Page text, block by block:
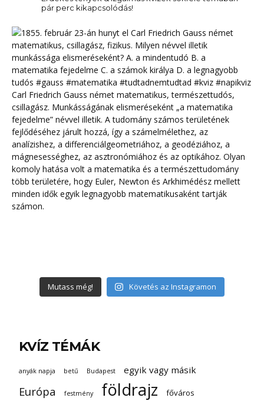
pár perc kikapcsolódás!
Mutass még! Követés az Instagramon
KVÍZ TÉMÁK
anyák napja betű Budapest egyik vagy másik
Európa festmény földrajz főváros